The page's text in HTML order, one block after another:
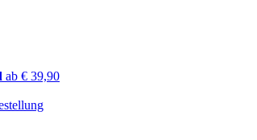
ab € 39,90